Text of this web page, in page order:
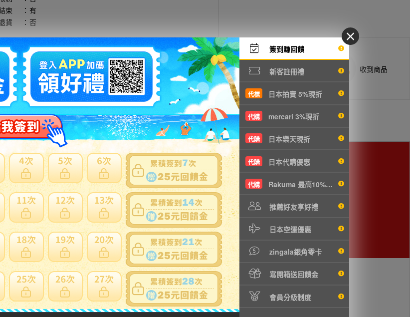
簽到賺回饋
新客註冊禮
代標 日本拍賣 5%現折
代購 mercari 3%現折
代購 日本樂天現折
代購 日本代購優惠
代購 Rakuma 最高10%現折
推薦好友享好禮
日本空運優惠
zingala銀角零卡
寫開箱送回饋金
會員分級制度
束
： 有
貨
： 否
出價競標 得標填寫委託單 商品抵台通知出貨 收到商品
商品反映流程
品問與答